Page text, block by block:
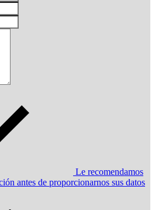
Le recomendamos
antes de proporcionarnos sus datos